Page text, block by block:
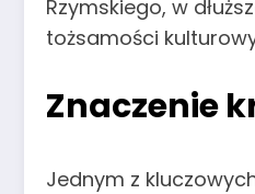
Rzymskiego, w
tożsamości
Znaczenie
Jednym z